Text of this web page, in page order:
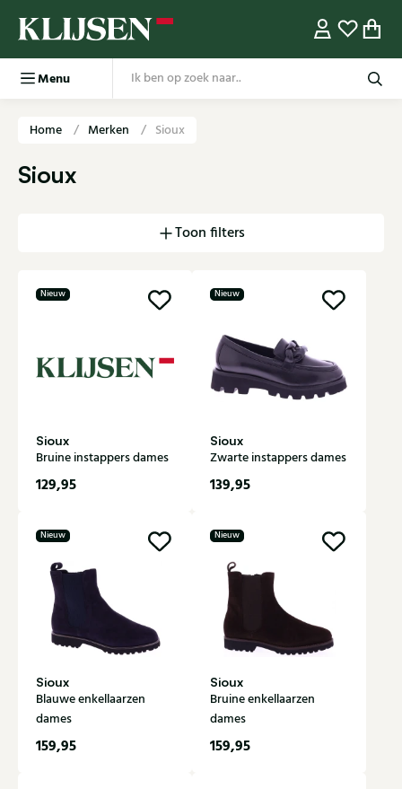
Menu
Home Merken Sioux
Sioux
Toon filters
Nieuw
Sioux
Bruine instappers dames
129,95
Nieuw
Sioux
Zwarte instappers dames
139,95
Nieuw
Sioux
Blauwe enkellaarzen
dames
159,95
Nieuw
Sioux
Bruine enkellaarzen
dames
159,95